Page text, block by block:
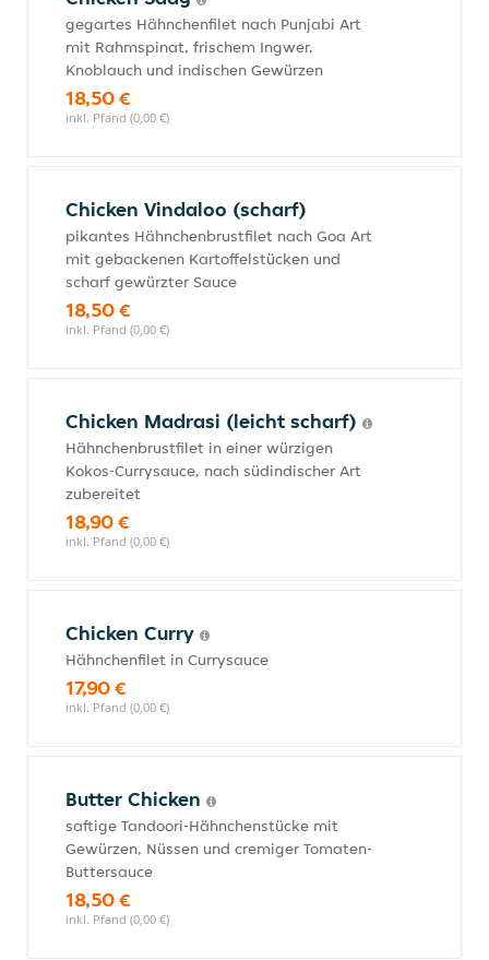
gegartes Hähnchenfilet nach Punjabi Art
mit Rahmspinat, frischem Ingwer,
Knoblauch und indischen Gewürzen
18,50 €
inkl. Pfand (0,00 €)
Chicken Vindaloo (scharf)
pikantes Hähnchenbrustfilet nach Goa Art
mit gebackenen Kartoffelstücken und
scharf gewürzter Sauce
18,50 €
inkl. Pfand (0,00 €)
Chicken Madrasi (leicht scharf)
Hähnchenbrustfilet in einer würzigen
Kokos-Currysauce, nach südindischer Art
zubereitet
18,90 €
inkl. Pfand (0,00 €)
Chicken Curry
Hähnchenfilet in Currysauce
17,90 €
inkl. Pfand (0,00 €)
Butter Chicken
saftige Tandoori-Hähnchenstücke mit
Gewürzen, Nüssen und cremiger Tomaten-
Buttersauce
18,50 €
inkl. Pfand (0,00 €)